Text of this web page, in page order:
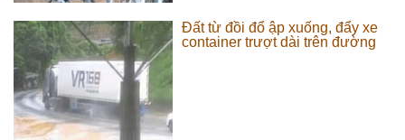
Đất từ đồi đổ ập xuống, đẩy xe
container trượt dài trên đường